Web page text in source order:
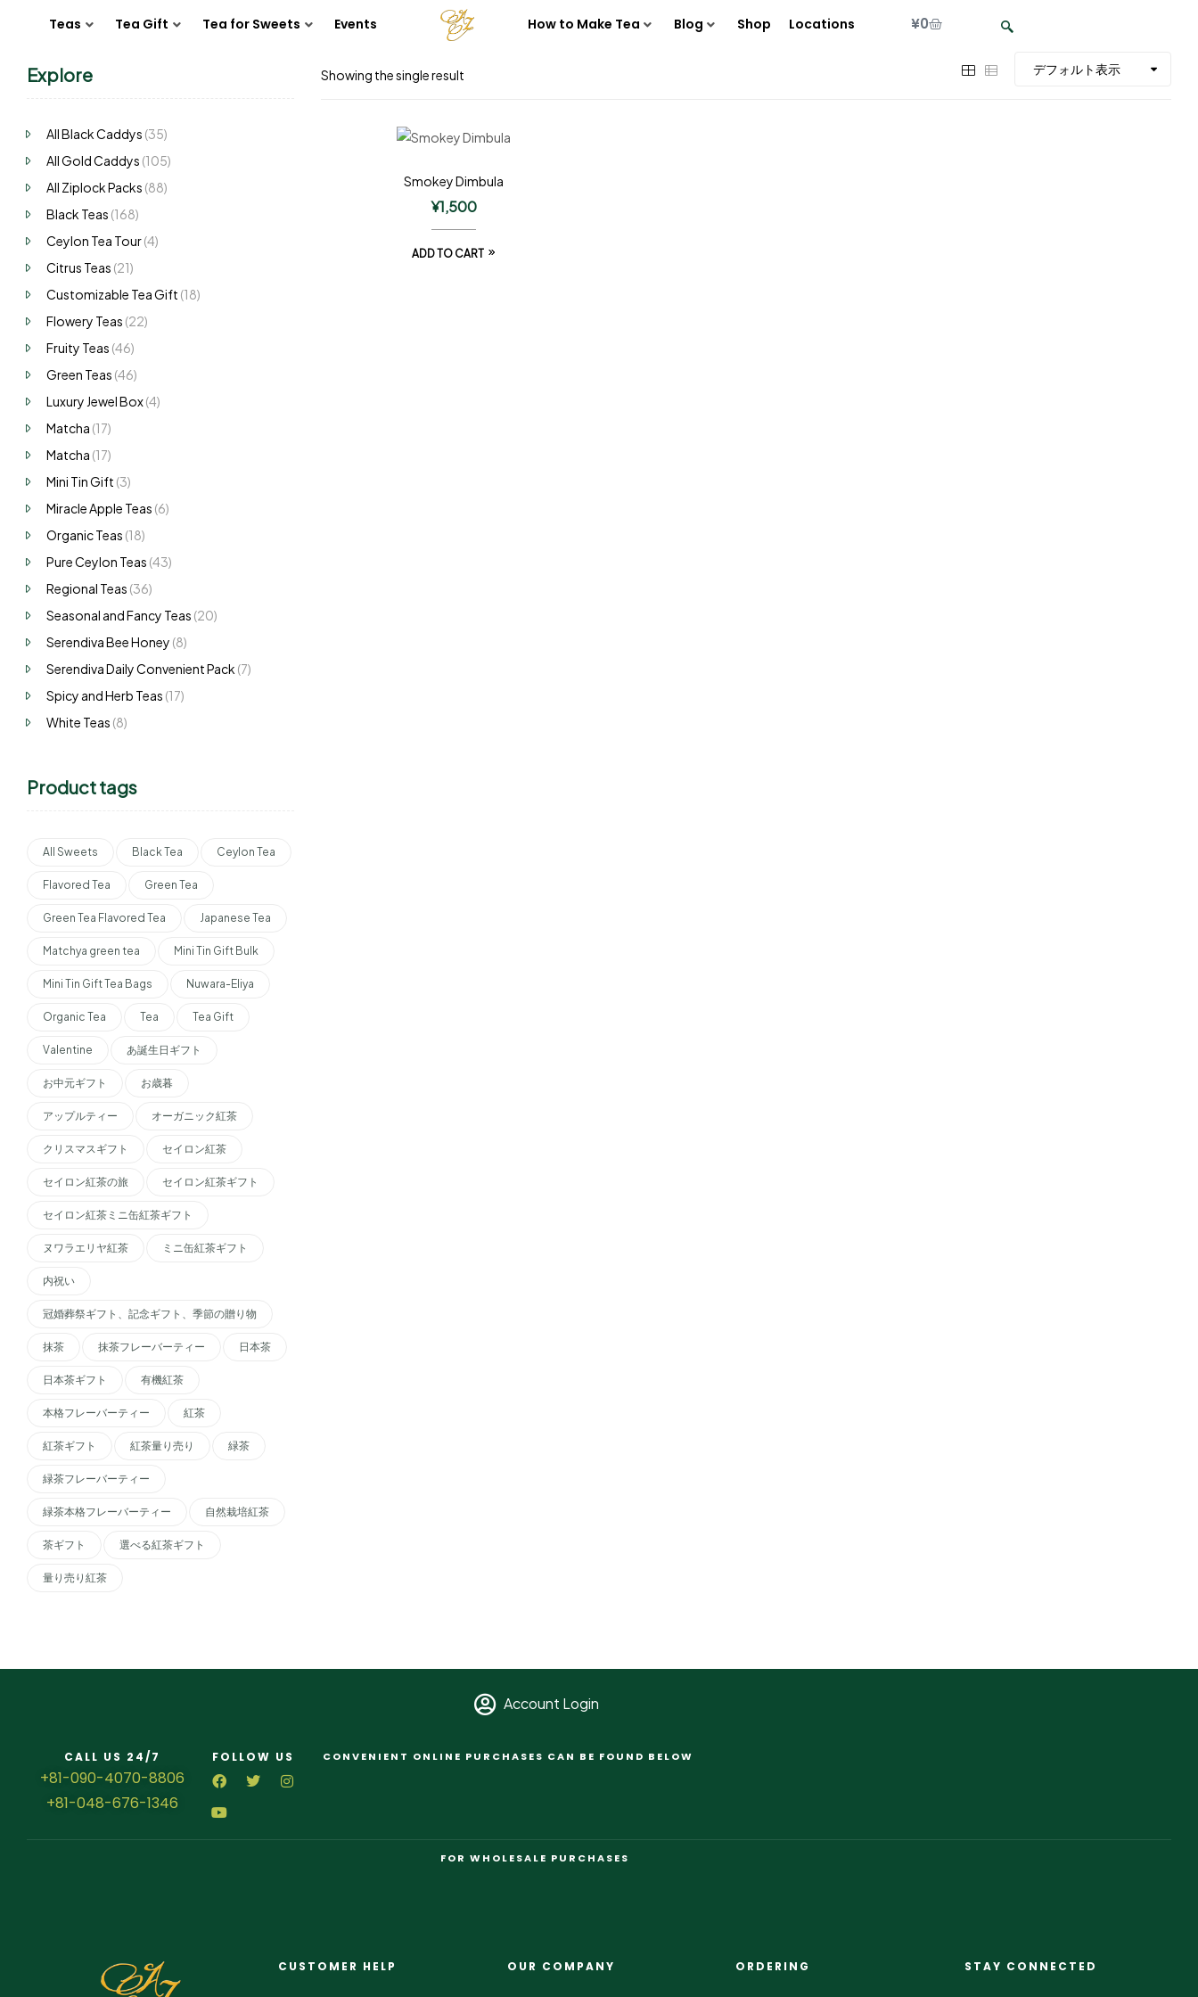
Teas Tea Gift Tea for Sweets Events How to Make Tea Blog Shop Locations ¥0
Showing the single result
Smokey Dimbula
¥1,500
ADD TO CART
Explore
All Black Caddys (35)
All Gold Caddys (105)
All Ziplock Packs (88)
Black Teas (168)
Ceylon Tea Tour(4)
Citrus Teas (21)
Customizable Tea Gift (18)
Flowery Teas (22)
Fruity Teas (46)
Green Teas (46)
Luxury Jewel Box(4)
Matcha (17)
Matcha (17)
Mini Tin Gift (3)
Miracle Apple Teas (6)
Organic Teas (18)
Pure Ceylon Teas (43)
Regional Teas (36)
Seasonal and Fancy Teas (20)
Serendiva Bee Honey (8)
Serendiva Daily Convenient Pack (7)
Spicy and Herb Teas (17)
White Teas (8)
Product tags
All Sweets Black Tea Ceylon Tea
Flavored Tea Green Tea
Green Tea Flavored Tea Japanese Tea
Matchya green tea Mini Tin Gift Bulk
Mini Tin Gift Tea Bags Nuwara-Eliya
Organic Tea Tea Tea Gift
Valentine あ誕生日ギフト
お中元ギフト お歳暮
アップルティー オーガニック紅茶
クリスマスギフト セイロン紅茶
セイロン紅茶の旅 セイロン紅茶ギフト
セイロン紅茶ミニ缶紅茶ギフト
ヌワラエリヤ紅茶 ミニ缶紅茶ギフト
内祝い
冠婚葬祭ギフト、記念ギフト、季節の贈り物
抹茶 抹茶フレーバーティー 日本茶
日本茶ギフト 有機紅茶
本格フレーバーティー 紅茶
紅茶ギフト 紅茶量り売り 緑茶
緑茶フレーバーティー
緑茶本格フレーバーティー 自然栽培紅茶
茶ギフト 選べる紅茶ギフト
量り売り紅茶
Account Login
CALL US 24/7
+81-090-4070-8806
+81-048-676-1346
FOLLOW US CONVENIENT ONLINE PURCHASES CAN BE FOUND BELOW
FOR WHOLESALE PURCHASES
CUSTOMER HELP OUR COMPANY ORDERING STAY CONNECTED